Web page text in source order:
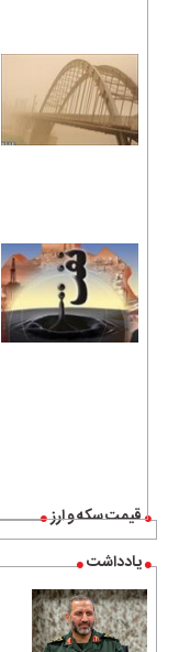
قیمت سکه و ارز
یادداشت